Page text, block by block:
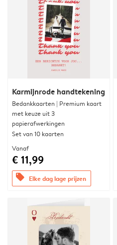
Karmijnrode handtekening
Bedankkaarten | Premium kaart
met keuze uit 3
papierafwerkingen
Set van 10 kaarten
Vanaf
€ 11,99
offers Elke dag lage prijzen